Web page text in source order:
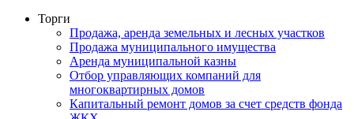
Торги
Продажа, аренда земельных и лесных участков
Продажа муниципального имущества
Аренда муниципальной казны
Отбор управляющих компаний для
многоквартирных домов
Капитальный ремонт домов за счет средств фонда